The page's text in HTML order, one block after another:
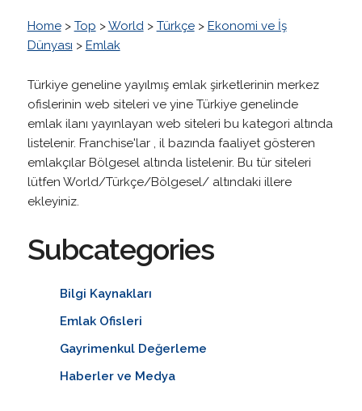
Home> Top >World> Türkçe> Ekonomi ve İş
Dünyası > Emlak
Türkiye geneline yayılmış emlak şirketlerinin merkez
ofislerinin web siteleri ve yine Türkiye genelinde
emlak ilanı yayınlayan web siteleri bu kategori altında
listelenir. Franchise'lar , il bazında faaliyet gösteren
emlakçılar Bölgesel altında listelenir. Bu tür siteleri
lütfen World/Türkçe/Bölgesel/ altındaki illere
ekleyiniz.
Subcategories
Bilgi Kaynakları
Emlak Ofisleri
Gayrimenkul Değerleme
Haberler ve Medya